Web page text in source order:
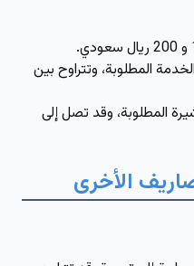
المطلوبة، وتتراوح بين
المطلوبة، وقد تصل إلى
الأخرى